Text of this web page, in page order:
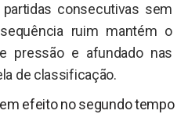
consecutivas sem
ruim mantém o
pressão e afundado nas
de classificação.
efeito no segundo tempo